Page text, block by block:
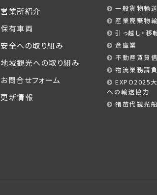
営業所紹介
保有車両
安全への取り組み
地域観光への取り組み
お問合せフォーム
更新情報
一般貨物輸送
産業廃棄物
引っ越し・移
倉庫業
不動産賃貸
物流業務請負
EXPO2025
への輸送協力
猪苗代観光